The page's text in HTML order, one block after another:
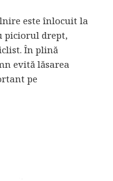
este înlocuit la
piciorul drept,
În plină
evită lăsarea
pe